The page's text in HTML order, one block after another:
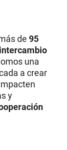
de 95
intercambio
una
a crear
y